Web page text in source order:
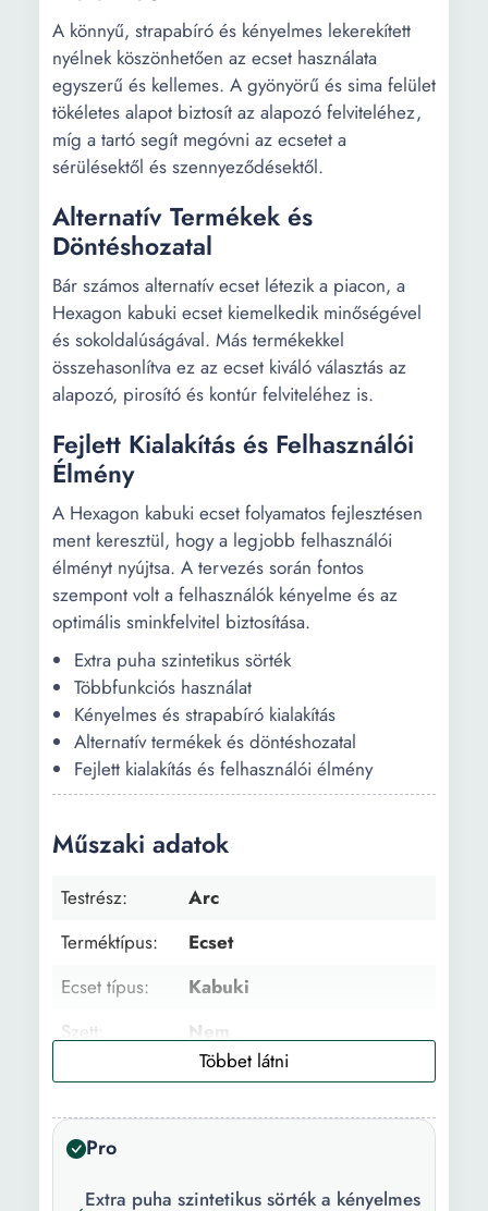
A könnyű, strapabíró és kényelmes lekerekített
nyélnek köszönhetően az ecset használata
egyszerű és kellemes. A gyönyörű és sima felület
tökéletes alapot biztosít az alapozó felviteléhez,
míg a tartó segít megóvni az ecsetet a
sérülésektől és szennyeződésektől.
Alternatív Termékek és
Döntéshozatal
Bár számos alternatív ecset létezik a piacon, a
Hexagon kabuki ecset kiemelkedik minőségével
és sokoldalúságával. Más termékekkel
összehasonlítva ez az ecset kiváló választás az
alapozó, pirosító és kontúr felviteléhez is.
Fejlett Kialakítás és Felhasználói
Élmény
A Hexagon kabuki ecset folyamatos fejlesztésen
ment keresztül, hogy a legjobb felhasználói
élményt nyújtsa. A tervezés során fontos
szempont volt a felhasználók kényelme és az
optimális sminkfelvitel biztosítása.
Extra puha szintetikus sörték
Többfunkciós használat
Kényelmes és strapabíró kialakítás
Alternatív termékek és döntéshozatal
Fejlett kialakítás és felhasználói élmény
Műszaki adatok
Testrész:
Arc
Terméktípus:
Ecset
Ecset típus:
Kabuki
Szett:
Nem
Típus:
Hagyományos
Használat:
Alapozó felviteléhez
Pro
Extra puha szintetikus sörték a kényelmes